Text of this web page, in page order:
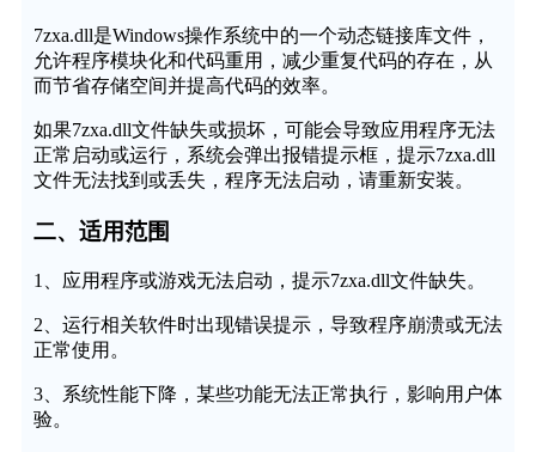
7zxa.dll是Windows操作系统中的一个动态链接库文件，
允许程序模块化和代码重用，减少重复代码的存在，从
而节省存储空间并提高代码的效率。
如果7zxa.dll文件缺失或损坏，可能会导致应用程序无法
正常启动或运行，系统会弹出报错提示框，提示7zxa.dll
文件无法找到或丢失，程序无法启动，请重新安装。
二、适用范围
1、应用程序或游戏无法启动，提示7zxa.dll文件缺失。
2、运行相关软件时出现错误提示，导致程序崩溃或无法
正常使用。
3、系统性能下降，某些功能无法正常执行，影响用户体
验。